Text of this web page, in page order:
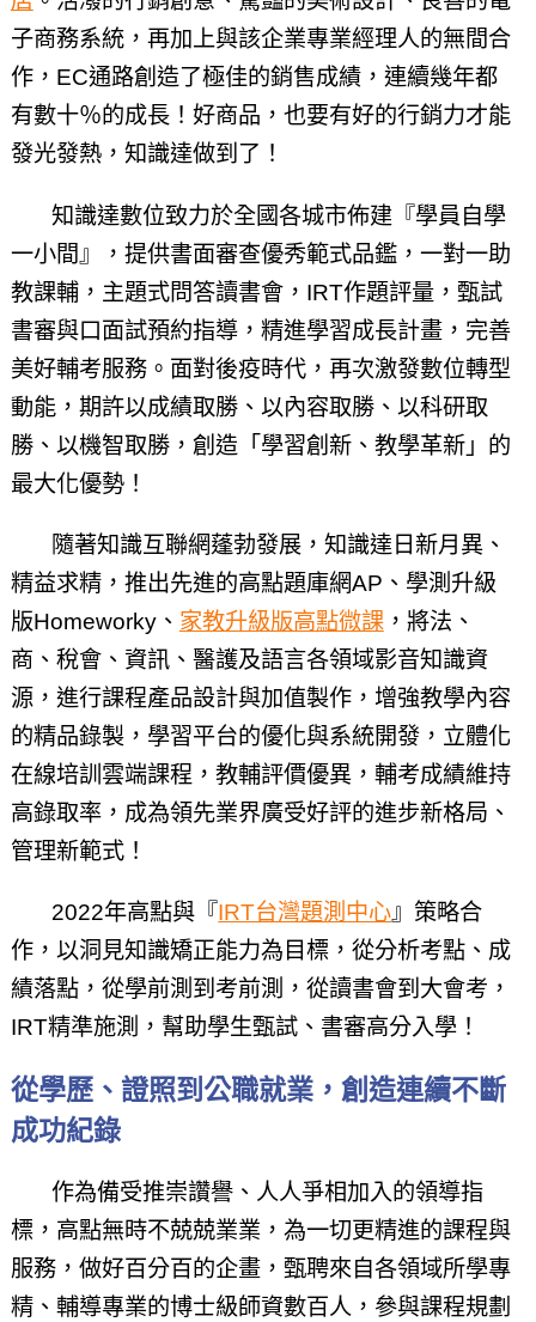
子商務系統，再加上與該企業專業經理人的無間合
作，EC通路創造了極佳的銷售成績，連續幾年都
有數十％的成長！好商品，也要有好的行銷力才能
發光發熱，知識達做到了！
知識達數位致力於全國各城市佈建『學員自學
一小間』，提供書面審查優秀範式品鑑，一對一助
教課輔，主題式問答讀書會，IRT作題評量，甄試
書審與口面試預約指導，精進學習成長計畫，完善
美好輔考服務。面對後疫時代，再次激發數位轉型
動能，期許以成績取勝、以內容取勝、以科研取
勝、以機智取勝，創造「學習創新、教學革新」的
最大化優勢！
隨著知識互聯網蓬勃發展，知識達日新月異、
精益求精，推出先進的高點題庫網AP、學測升級
版Homeworky、 家教升級版高點微課，將法、
商、稅會、資訊、醫護及語言各領域影音知識資
源，進行課程產品設計與加值製作，增強教學內容
的精品錄製，學習平台的優化與系統開發，立體化
在線培訓雲端課程，教輔評價優異，輔考成績維持
高錄取率，成為領先業界廣受好評的進步新格局、
管理新範式！
2022年高點與『 IRT台灣題測中心』策略合
作，以洞見知識矯正能力為目標，從分析考點、成
績落點，從學前測到考前測，從讀書會到大會考，
IRT精準施測，幫助學生甄試、書審高分入學！
從學歷、證照到公職就業，創造連續不斷
成功紀錄
作為備受推崇讚譽、人人爭相加入的領導指
標，高點無時不兢兢業業，為一切更精進的課程與
服務，做好百分百的企畫，甄聘來自各領域所學專
精、輔導專業的博士級師資數百人，參與課程規劃